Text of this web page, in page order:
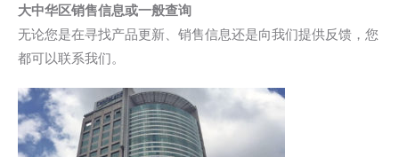
大中华区销售信息或一般查询
无论您是在寻找产品更新、销售信息还是向我们提供反馈，您
都可以联系我们。